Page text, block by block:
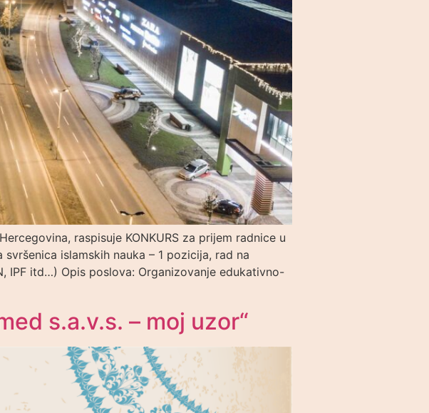
raspisuje KONKURS za prijem radnice u
svršenica islamskih nauka – 1 pozicija, rad na
IPF itd…) Opis poslova: Organizovanje edukativno-
s.a.v.s. – moj uzor“